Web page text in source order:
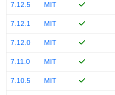
7.12.5 MIT
7.12.1 MIT
7.12.0 MIT
7.11.0 MIT
7.10.5 MIT